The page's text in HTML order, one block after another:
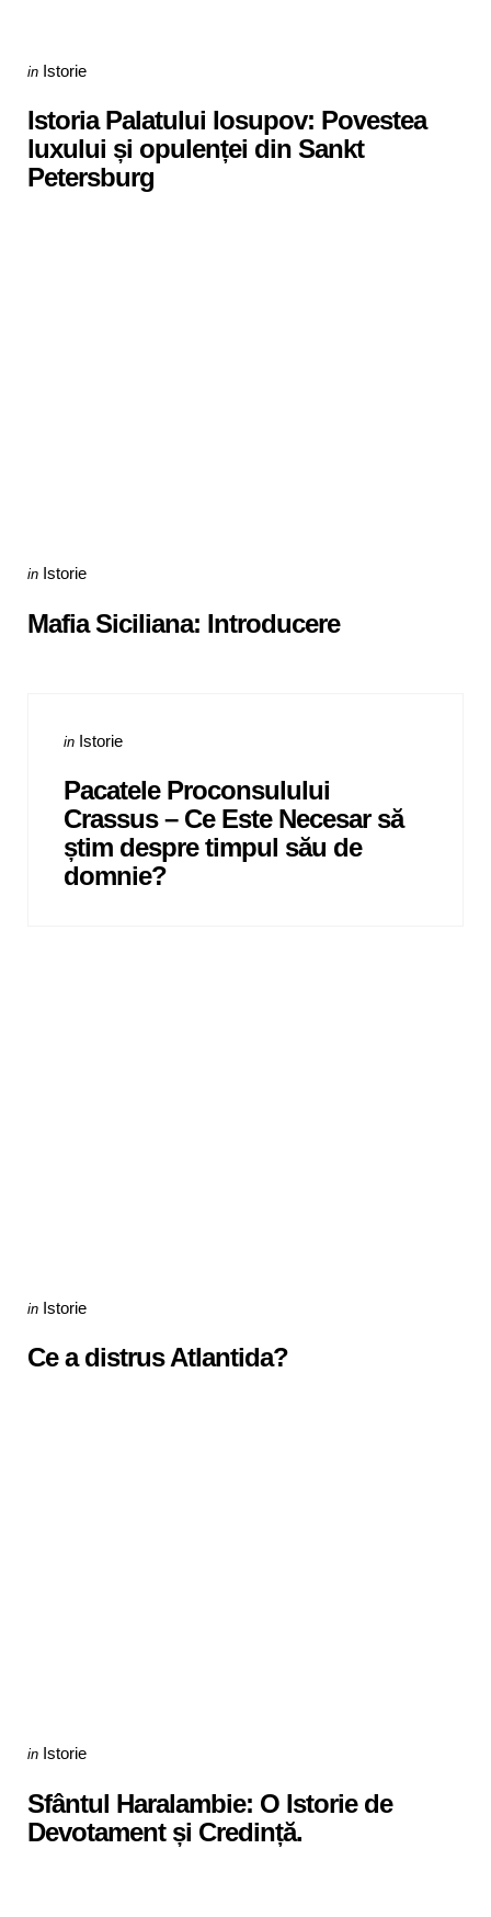
Categories
Posted
in Istorie
Istoria Palatului Iosupov: Povestea
luxului și opulenței din Sankt
Petersburg
Categories
Posted
in Istorie
Mafia Siciliana: Introducere
Categories
Posted
in Istorie
Pacatele Proconsulului
Crassus – Ce Este Necesar să
știm despre timpul său de
domnie?
Categories
Posted
in Istorie
Ce a distrus Atlantida?
Categories
Posted
in Istorie
Sfântul Haralambie: O Istorie de
Devotament și Credință.